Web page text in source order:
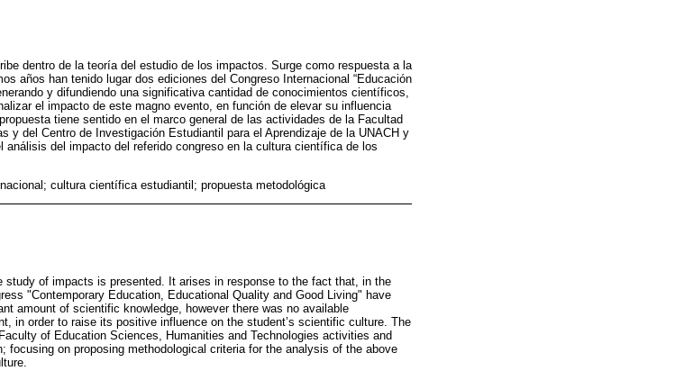
dentro de la teoría del estudio de los impactos. Surge como respuesta a la
años han tenido lugar dos ediciones del Congreso Internacional “Educación
y difundiendo una significativa cantidad de conocimientos científicos,
el impacto de este magno evento, en función de elevar su influencia
tiene sentido en el marco general de las actividades de la Facultad
y del Centro de Investigación Estudiantil para el Aprendizaje de la UNACH y
del impacto del referido congreso en la cultura científica de los
cultura científica estudiantil; propuesta metodológica
of impacts is presented. It arises in response to the fact that, in the
"Contemporary Education, Educational Quality and Good Living" have
amount of scientific knowledge, however there was no available
in order to raise its positive influence on the student’s scientific culture. The
of Education Sciences, Humanities and Technologies activities and
focusing on proposing methodological criteria for the analysis of the above